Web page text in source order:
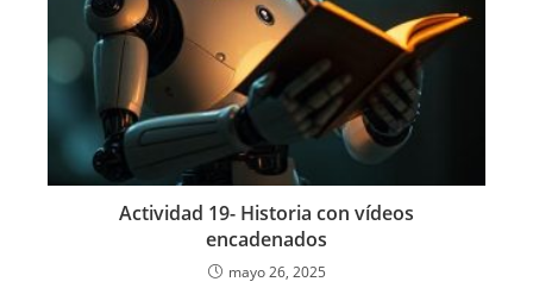
Actividad 19- Historia con vídeos
encadenados
mayo 26, 2025